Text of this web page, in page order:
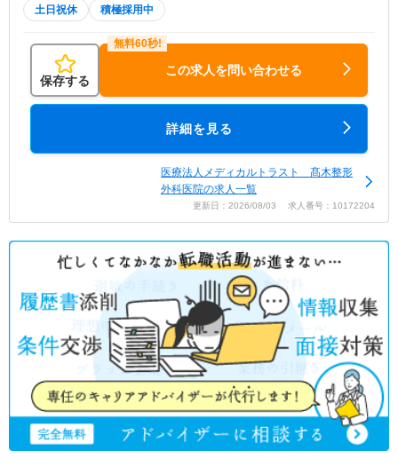
土日祝休 積極採用中
保存する
この求人を問い合わせる
詳細を見る
医療法人メディカルトラスト 髙木整形
外科医院の求人一覧
更新日：2026/08/03 求人番号：10172204